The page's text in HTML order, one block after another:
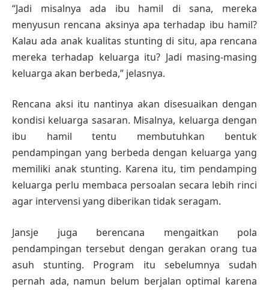
“Jadi misalnya ada ibu hamil di sana, mereka
menyusun rencana aksinya apa terhadap ibu hamil?
Kalau ada anak kualitas stunting di situ, apa rencana
mereka terhadap keluarga itu? Jadi masing-masing
keluarga akan berbeda,” jelasnya.
Rencana aksi itu nantinya akan disesuaikan dengan
kondisi keluarga sasaran. Misalnya, keluarga dengan
ibu hamil tentu membutuhkan bentuk
pendampingan yang berbeda dengan keluarga yang
memiliki anak stunting. Karena itu, tim pendamping
keluarga perlu membaca persoalan secara lebih rinci
agar intervensi yang diberikan tidak seragam.
Jansje juga berencana mengaitkan pola
pendampingan tersebut dengan gerakan orang tua
asuh stunting. Program itu sebelumnya sudah
pernah ada, namun belum berjalan optimal karena